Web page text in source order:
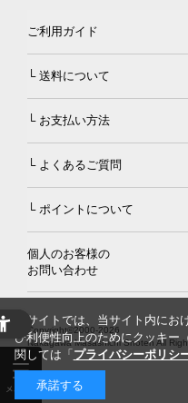
ご利用ガイド
└ 送料について
└ お支払い方法
└ よくあるご質問
└ ポイントについて
個人のお客様の
お問い合わせ
Copyright©2000-2026
Nakagawa Masashichi Shoten All
当サイトでは、当サイト内に
び利便性向上のためにクッキー
関しては「 プライバシーポリシ
承諾する